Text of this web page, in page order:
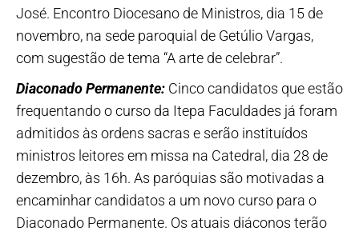
José. Encontro Diocesano de Ministros, dia 15 de
novembro, na sede paroquial de Getúlio Vargas,
com sugestão de tema “A arte de celebrar”.
Diaconado Permanente: Cinco candidatos que estão
frequentando o curso da Itepa Faculdades já foram
admitidos às ordens sacras e serão instituídos
ministros leitores em missa na Catedral, dia 28 de
dezembro, às 16h. As paróquias são motivadas a
encaminhar candidatos a um novo curso para o
Diaconado Permanente. Os atuais diáconos terão